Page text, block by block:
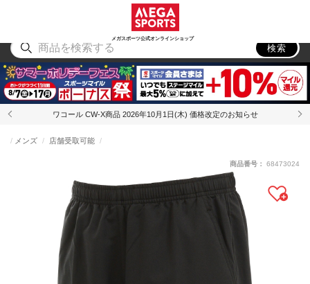
メガスポーツ公式オンラインショップ
アウトドア
検索
ワコール CW-X商品 2026年10月1日(木) 価格改定のお知らせ
メンズ 店舗受取可能
商品番号： 68473024